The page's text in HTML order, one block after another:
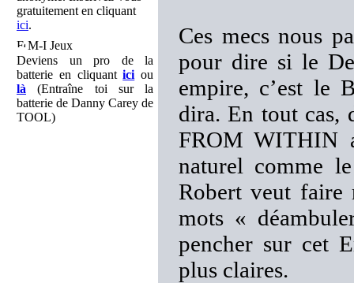
gratuitement en cliquant
ici.
M-I Jeux
Deviens un pro de la
batterie en cliquantici ou
là (Entraîne toi sur la
batterie de Danny Carey de
TOOL)
Ces mecs nous
pour dire si le
empire, c’est le
dira. En tout cas,
FROM WITHIN
naturel comme
Robert veut faire
mots «
pencher sur cet
plus claires.